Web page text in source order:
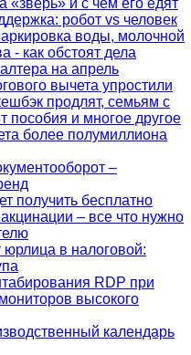
робот vs человек
воды, молочной
- как обстоят дела
на апрель
вычета упростили
продлят, семьям с
пособия и многое другое
более полумиллиона
–
получить бесплатно
– все что нужно
в налоговой:
RDP при
высокого
календарь